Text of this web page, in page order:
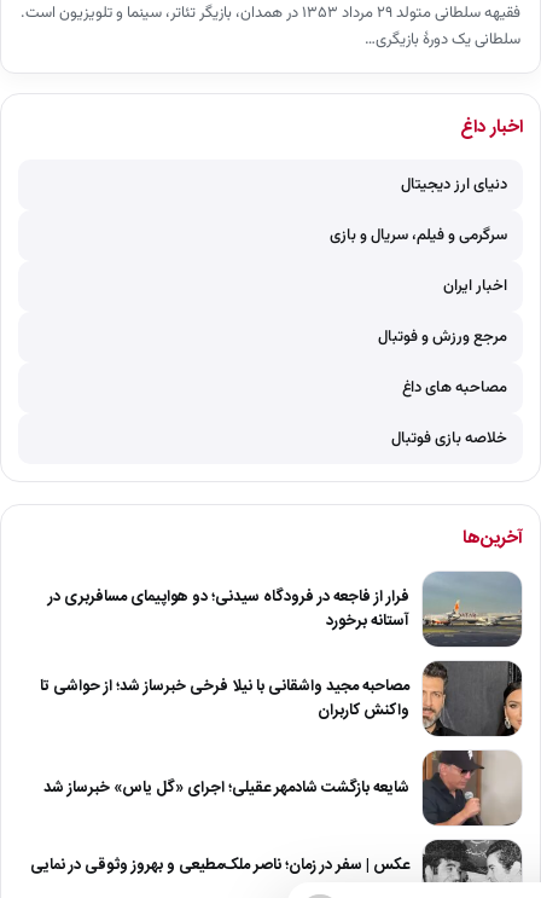
فقیهه سلطانی متولد ۲۹ مرداد ۱۳۵۳ در همدان، بازیگر تئاتر، سینما و تلویزیون است.
سلطانی یک دورهٔ بازیگری…
اخبار داغ
دنیای ارز دیجیتال
سرگرمی و فیلم، سریال و بازی
اخبار ایران
مرجع ورزش و فوتبال
مصاحبه های داغ
خلاصه بازی فوتبال
آخرین‌ها
فرار از فاجعه در فرودگاه سیدنی؛ دو هواپیمای مسافربری در
آستانه برخورد
مصاحبه مجید واشقانی با نیلا فرخی خبرساز شد؛ از حواشی تا
واکنش کاربران
شایعه بازگشت شادمهر عقیلی؛ اجرای «گل یاس» خبرساز شد
عکس | سفر در زمان؛ ناصر ملک‌مطیعی و بهروز وثوقی در نمایی